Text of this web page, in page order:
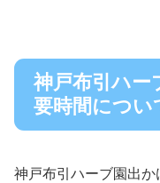
神戸布引ハー
要時間につい
神戸布引ハーブ園出